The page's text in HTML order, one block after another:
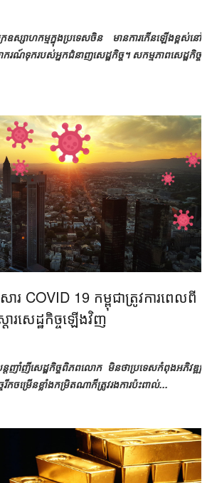
ឧស្សាហកម្មក្នុងប្រទេសចិន មានការកើនឡើងខ្ពស់នៅ
ករណ៍ទុករបស់អ្នកជំនាញសេដ្ឋកិច្ច។ សកម្មភាពសេដ្ឋកិច្ច
រ COVID 19 កម្ពុជាត្រូវការពេលពី
ារសេដ្ឋកិច្ចឡើងវិញ​
តញាំញីសេដ្ឋកិច្ចពិភពលោក មិន​ថា​ប្រទេស​កំពុង​អភិ​វឌ្ឍ
ក​ចម្រើន​ខ្លាំង​កម្រិតណា​ក៏​ត្រូវ​រង​ការ​ប៉ះពាល់​...